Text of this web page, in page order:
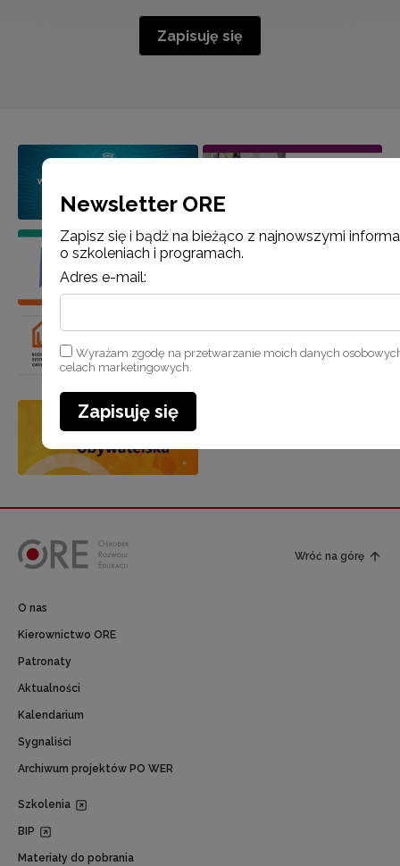
Zapisuję się
Wróć na górę
O nas
Kierownictwo ORE
Patronaty
Aktualności
Kalendarium
Sygnaliści
Archiwum projektów PO WER
Szkolenia
BIP
Materiały do pobrania
Newsletter ORE
Zapisz się i bądź na bieżąco z najnowszymi
o szkoleniach i programach.
Adres e-mail:
Wyrażam zgodę na przetwarzanie moich danych
celach marketingowych.
Zapisuję się